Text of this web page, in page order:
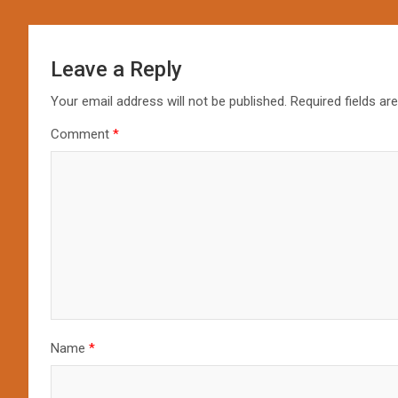
Leave a Reply
Your email address will not be published. Required fields
Comment *
Name *